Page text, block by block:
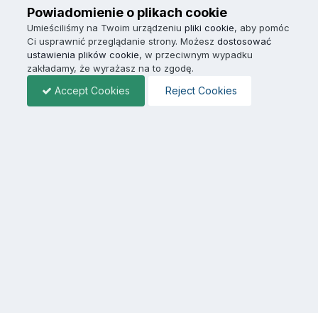
Powiadomienie o plikach cookie
Umieściliśmy na Twoim urządzeniu pliki cookie, aby pomóc
Ci usprawnić przeglądanie strony. Możesz dostosować
ustawienia plików cookie, w przeciwnym wypadku
zakładamy, że wyrażasz na to zgodę.
Accept Cookies Reject Cookies